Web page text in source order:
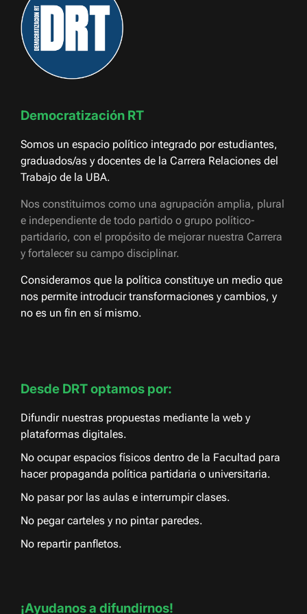
Democratización RT
Somos un espacio político integrado por estudiantes,
graduados/as y docentes de la Carrera Relaciones del
Trabajo de la UBA.
Nos constituimos como una agrupación amplia, plural
e independiente de todo partido o grupo político-
partidario, con el propósito de mejorar nuestra Carrera
y fortalecer su campo disciplinar.
Consideramos que la política constituye un medio que
nos permite introducir transformaciones y cambios, y
no es un fin en sí mismo.
Desde DRT optamos por:
Difundir nuestras propuestas mediante la web y
plataformas digitales.
No ocupar espacios físicos dentro de la Facultad para
hacer propaganda política partidaria o universitaria.
No pasar por las aulas e interrumpir clases.
No pegar carteles y no pintar paredes.
No repartir panfletos.
¡Ayudanos a difundirnos!